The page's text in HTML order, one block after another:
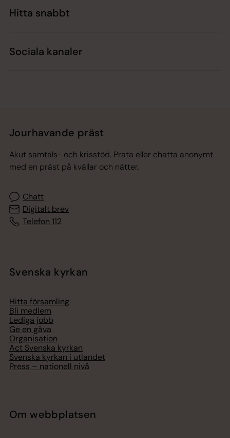
Hitta snabbt
Sociala kanaler
Jourhavande präst
Akut samtals- och krisstöd. Prata eller chatta anonymt
med en präst på kvällar och nätter.
Chatt
Digitalt brev
Telefon 112
Svenska kyrkan
Hitta församling
Bli medlem
Lediga jobb
Ge en gåva
Organisation
Act Svenska kyrkan
Svenska kyrkan i utlandet
Press – nationell nivå
Om webbplatsen